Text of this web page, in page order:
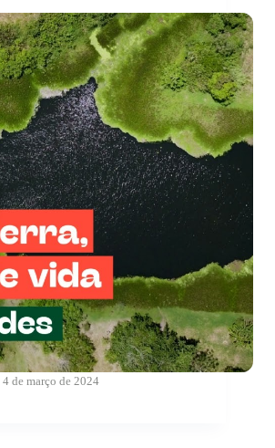
4 de março de 2024